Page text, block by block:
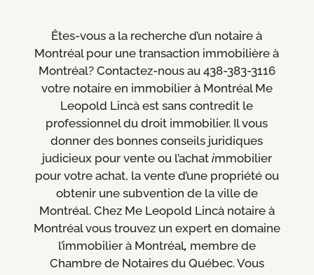
Êtes-vous a la recherche d’un notaire à
Montréal pour une transaction immobilière à
Montréal? Contactez-nous au 438-383-3116
votre notaire en immobilier à Montréal Me
Leopold Lincà est sans contredit le
professionnel du droit immobilier. Il vous
donner des bonnes conseils juridiques
judicieux pour vente ou l’achat immobilier
pour votre achat, la vente d’une propriété ou
obtenir une subvention de la ville de
Montréal. Chez Me Leopold Lincà notaire à
Montréal vous trouvez un expert en domaine
l’immobilier à Montréal, membre de
Chambre de Notaires du Québec. Vous